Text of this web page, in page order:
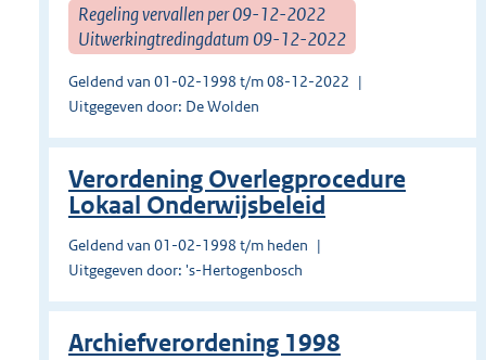
Regeling vervallen per 09-12-2022
Uitwerkingtredingdatum 09-12-2022
Geldend van 01-02-1998 t/m 08-12-2022
Uitgegeven door: De Wolden
Verordening Overlegprocedure
Lokaal Onderwijsbeleid
Geldend van 01-02-1998 t/m heden
Uitgegeven door: 's-Hertogenbosch
Archiefverordening 1998